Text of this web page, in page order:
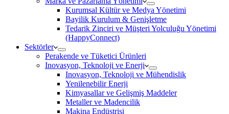
Kurumsal Kültür ve Medya Yönetimi
Bayilik Kurulum & Genişletme
Tedarik Zinciri ve Müşteri Yolculuğu Yönetimi
(HappyConnect)
Sektörler
Perakende ve Tüketici Ürünleri
Inovasyon, Teknoloji ve Enerji
Inovasyon, Teknoloji ve Mühendislik
Yenilenebilir Enerji
Kimyasallar ve Gelişmiş Maddeler
Metaller ve Madencilik
Makina Endüstrisi